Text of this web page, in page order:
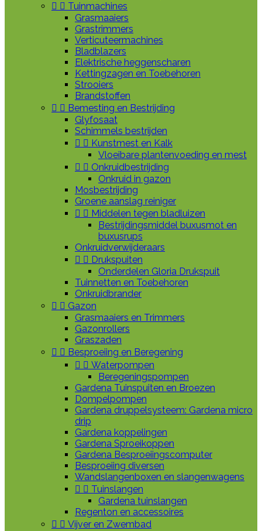
  Tuinmachines
Grasmaaiers
Grastrimmers
Verticuteermachines
Bladblazers
Elektrische heggenscharen
Kettingzagen en Toebehoren
Strooiers
Brandstoffen
  Bemesting en Bestrijding
Glyfosaat
Schimmels bestrijden
  Kunstmest en Kalk
Vloeibare plantenvoeding en mest
  Onkruidbestrijding
Onkruid in gazon
Mosbestrijding
Groene aanslag reiniger
  Middelen tegen bladluizen
Bestrijdingsmiddel buxusmot en
buxusrups
Onkruidverwijderaars
  Drukspuiten
Onderdelen Gloria Drukspuit
Tuinnetten en Toebehoren
Onkruidbrander
  Gazon
Grasmaaiers en Trimmers
Gazonrollers
Graszaden
  Besproeiing en Beregening
  Waterpompen
Beregeningspompen
Gardena Tuinspuiten en Broezen
Dompelpompen
Gardena druppelsysteem: Gardena micro
drip
Gardena koppelingen
Gardena Sproeikoppen
Gardena Besproeiingscomputer
Besproeiing diversen
Wandslangenboxen en slangenwagens
  Tuinslangen
Gardena tuinslangen
Regenton en accessoires
  Vijver en Zwembad